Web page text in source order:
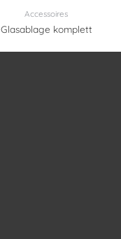
Accessoires
Glasablage komplett